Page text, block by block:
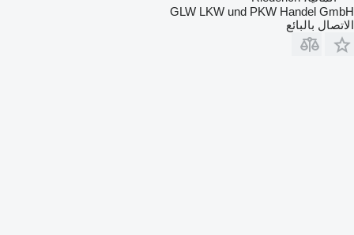
GLW LKW und PKW Handel GmbH
الاتصال بالبائع